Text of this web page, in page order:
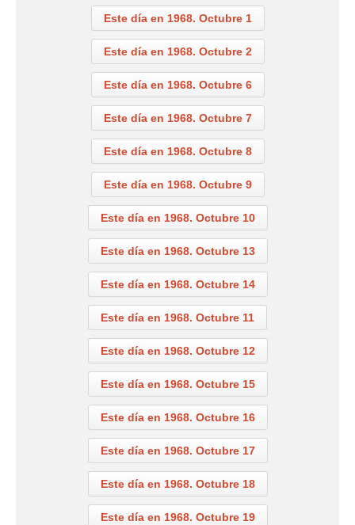
Este día en 1968. Octubre 1
Este día en 1968. Octubre 2
Este día en 1968. Octubre 6
Este día en 1968. Octubre 7
Este día en 1968. Octubre 8
Este día en 1968. Octubre 9
Este día en 1968. Octubre 10
Este día en 1968. Octubre 13
Este día en 1968. Octubre 14
Este día en 1968. Octubre 11
Este día en 1968. Octubre 12
Este día en 1968. Octubre 15
Este día en 1968. Octubre 16
Este día en 1968. Octubre 17
Este día en 1968. Octubre 18
Este día en 1968. Octubre 19